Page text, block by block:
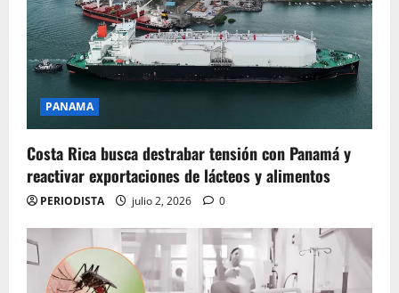
PANAMA
Costa Rica busca destrabar tensión con Panamá y
reactivar exportaciones de lácteos y alimentos
PERIODISTA julio 2, 2026 0